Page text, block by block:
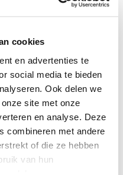
cookies
en advertenties te
social media te bieden
Ook delen we
site met onze
en analyse. Deze
combineren met andere
of die ze hebben
van hun